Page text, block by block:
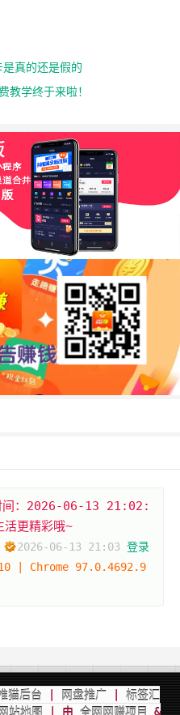
真的还是假的
教学终于来啦！
间：2026-06-13 21:02:
活更精彩哦~
2026-06-13 21:03 登录
| Chrome 97.0.4692.9
猫后台 网盘推广| 标签汇
网站地图 | 由 全网网赚项目 &